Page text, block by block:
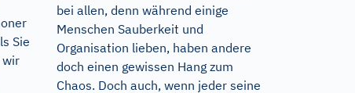
Sie
wir
bei allen, denn während einige
Menschen Sauberkeit und
Organisation lieben, haben andere
doch einen gewissen Hang zum
Chaos. Doch auch, wenn jeder seine